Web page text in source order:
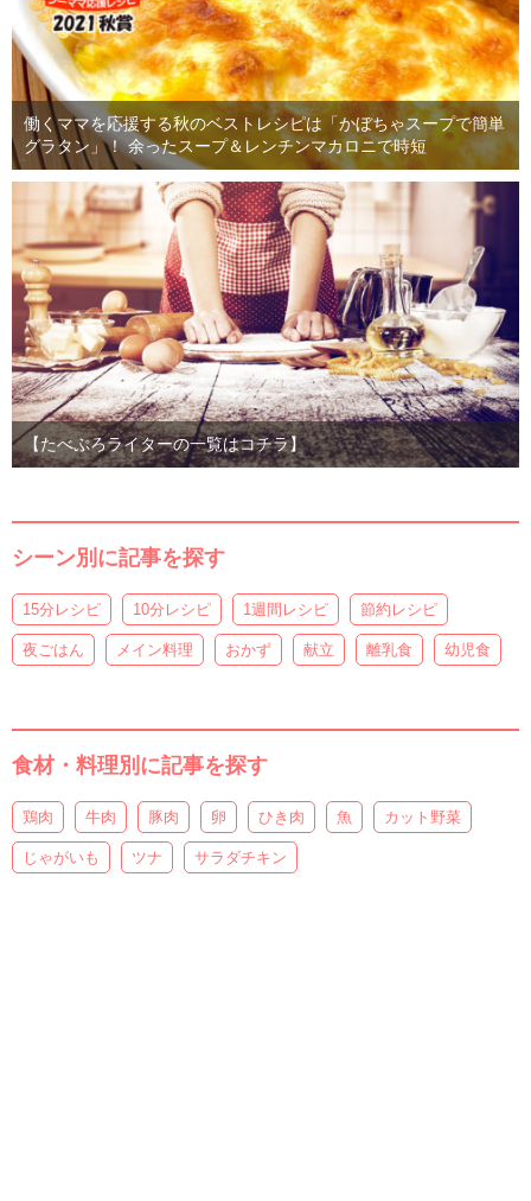
働くママを応援する秋のベストレシピは「かぼちゃスープで簡単
グラタン」！ 余ったスープ＆レンチンマカロニで時短
【たべぷろライターの一覧はコチラ】
シーン別に記事を探す
15分レシピ 10分レシピ 1週間レシピ 節約レシピ
夜ごはん メイン料理 おかず 献立 離乳食 幼児食
食材・料理別に記事を探す
鶏肉 牛肉 豚肉 卵 ひき肉 魚 カット野菜
じゃがいも ツナ サラダチキン